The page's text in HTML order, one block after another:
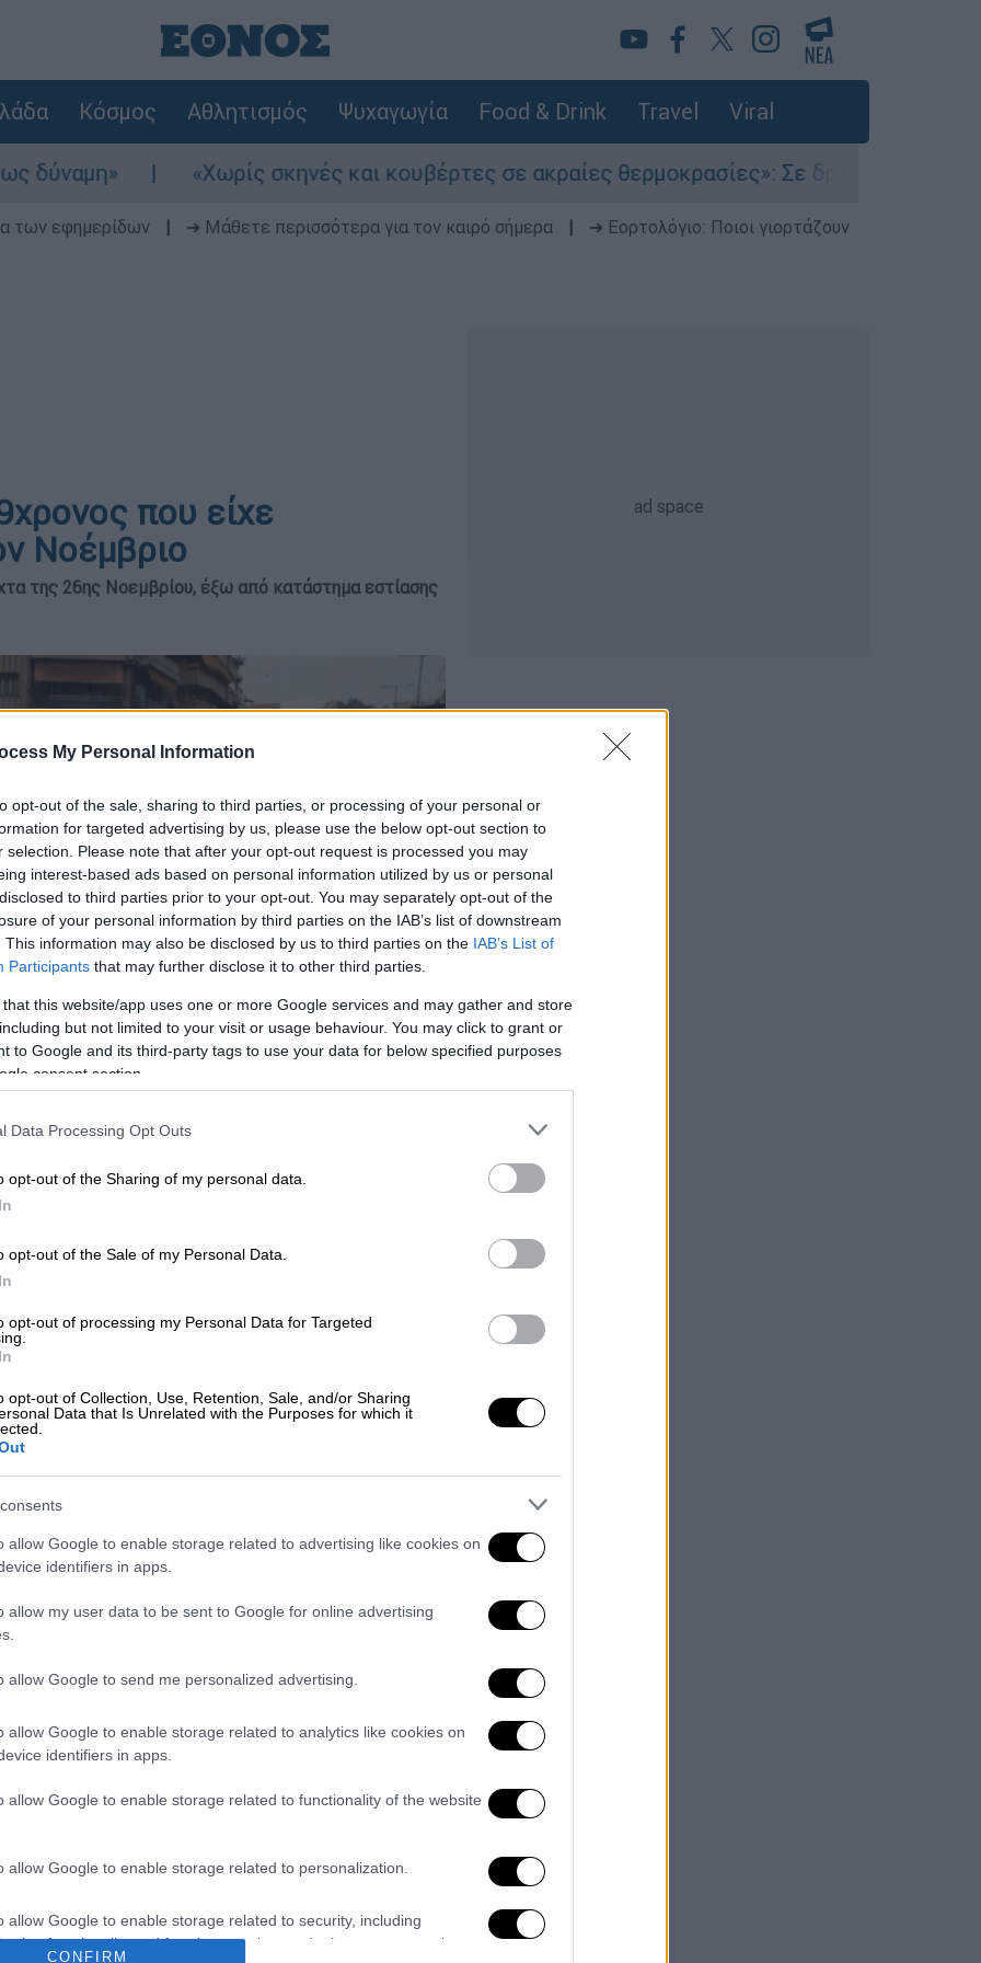
My Personal Information
opt-out of the sale, sharing to third parties, or processing of your personal or
for targeted advertising by us, please use the below opt-out section to
selection. Please note that after your opt-out request is processed you may
interest-based ads based on personal information utilized by us or personal
to third parties prior to your opt-out. You may separately opt-out of the
of your personal information by third parties on the IAB’s list of downstream
This information may also be disclosed by us to third parties on the IAB’s List of
Participants that may further disclose it to other third parties.
that this website/app uses one or more Google services and may gather and store
but not limited to your visit or usage behaviour. You may click to grant or
to Google and its third-party tags to use your data for below specified purposes
consent section.
Data Processing Opt Outs
opt-out of the Sharing of my personal data.
opt-out of the Sale of my Personal Data.
opt-out of processing my Personal Data for Targeted
opt-out of Collection, Use, Retention, Sale, and/or Sharing
Data that Is Unrelated with the Purposes for which it
allow Google to enable storage related to advertising like cookies on
identifiers in apps.
allow my user data to be sent to Google for online advertising
allow Google to send me personalized advertising.
allow Google to enable storage related to analytics like cookies on
identifiers in apps.
allow Google to enable storage related to functionality of the website
allow Google to enable storage related to personalization.
allow Google to enable storage related to security, including
functionality and fraud prevention, and other user protection.
CONFIRM
Κόσμος Αθλητισμός Ψυχαγωγία Food & Drink Travel Viral
«Χωρίς σκηνές και κουβέρτες σε ακραίες θερμοκρασίες»: Σε δραματικές συνθήκες
των εφημερίδων ➔ Μάθετε περισσότερα για τον καιρό σήμερα
➔ Εορτολόγιο: Ποιοι γιορτάζουν
που είχε
Νοέμβριο
της 26ης Νοεμβρίου, έξω από κατάστημα εστίασης
το ΕΘΝΟΣ στη Google
στον Βύρωνα, με τις αρχές να
αλβανικής καταγωγής.
μετά από καβγά
με έναν νεαρό τραυματία
μεσάνυχτα της26ης Νοεμβρίου, έξω από
ώρες της9-5-2025 από
Εξιχνίασης Εγκλημάτων Βύρωνα με τη
για απόπειρα ανθρωποκτονίας και